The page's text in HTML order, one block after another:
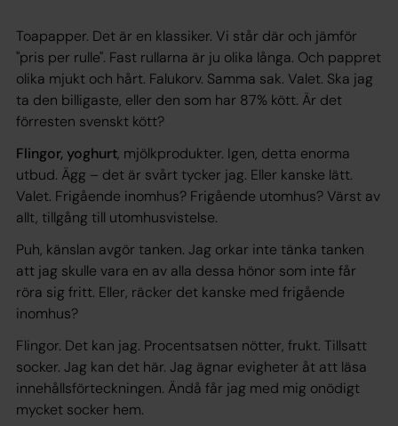
Toapapper. Det är en klassiker. Vi står där och jämför
"pris per rulle". Fast rullarna är ju olika långa. Och pappret
olika mjukt och hårt. Falukorv. Samma sak. Valet. Ska jag
ta den billigaste, eller den som har 87% kött. Är det
förresten svenskt kött?
Flingor, yoghurt, mjölkprodukter. Igen, detta enorma
utbud. Ägg – det är svårt tycker jag. Eller kanske lätt.
Valet. Frigående inomhus? Frigående utomhus? Värst av
allt, tillgång till utomhusvistelse.
Puh, känslan avgör tanken. Jag orkar inte tänka tanken
att jag skulle vara en av alla dessa hönor som inte får
röra sig fritt. Eller, räcker det kanske med frigående
inomhus?
Flingor. Det kan jag. Procentsatsen nötter, frukt. Tillsatt
socker. Jag kan det här. Jag ägnar evigheter åt att läsa
innehållsförteckningen. Ändå får jag med mig onödigt
mycket socker hem.